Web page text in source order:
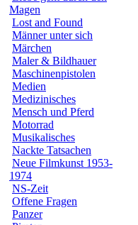
Magen
Lost and Found
Männer unter sich
Märchen
Maler & Bildhauer
Maschinenpistolen
Medien
Medizinisches
Mensch und Pferd
Motorrad
Musikalisches
Nackte Tatsachen
Neue Filmkunst 1953-
1974
NS-Zeit
Offene Fragen
Panzer